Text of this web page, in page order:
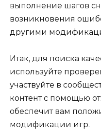
выполнение шагов
возникновения
другими
Итак, для поиска
используйте
участвуйте в
контент с помощью
обеспечит вам
модификации игр.